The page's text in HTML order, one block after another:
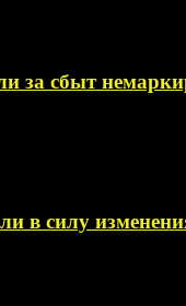
за сбыт
в силу